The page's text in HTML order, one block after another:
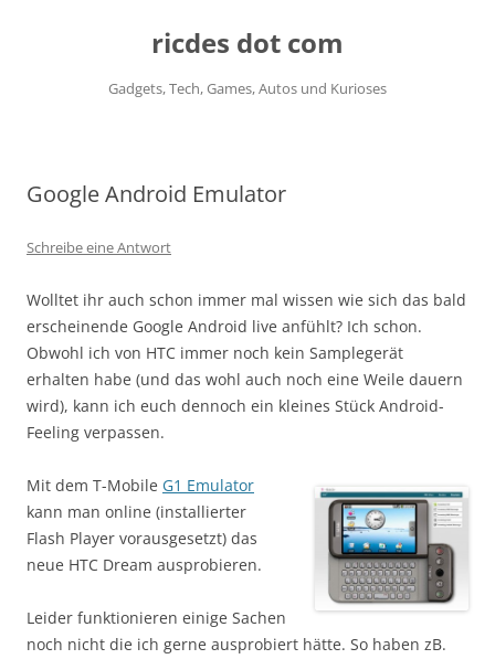
ricdes dot com
Gadgets, Tech, Games, Autos und Kurioses
Google Android Emulator
Schreibe eine Antwort
Wolltet ihr auch schon immer mal wissen wie sich das bald
erscheinende Google Android live anfühlt? Ich schon.
Obwohl ich von HTC immer noch kein Samplegerät
erhalten habe (und das wohl auch noch eine Weile dauern
wird), kann ich euch dennoch ein kleines Stück Android-
Feeling verpassen.
Mit dem T-Mobile G1 Emulator
kann man online (installierter
Flash Player vorausgesetzt) das
neue HTC Dream ausprobieren.
Leider funktionieren einige Sachen
noch nicht die ich gerne ausprobiert hätte. So haben zB.